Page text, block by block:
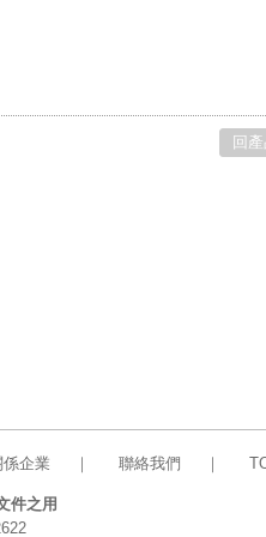
回
係企業 ｜ 聯絡我們 ｜
件之用